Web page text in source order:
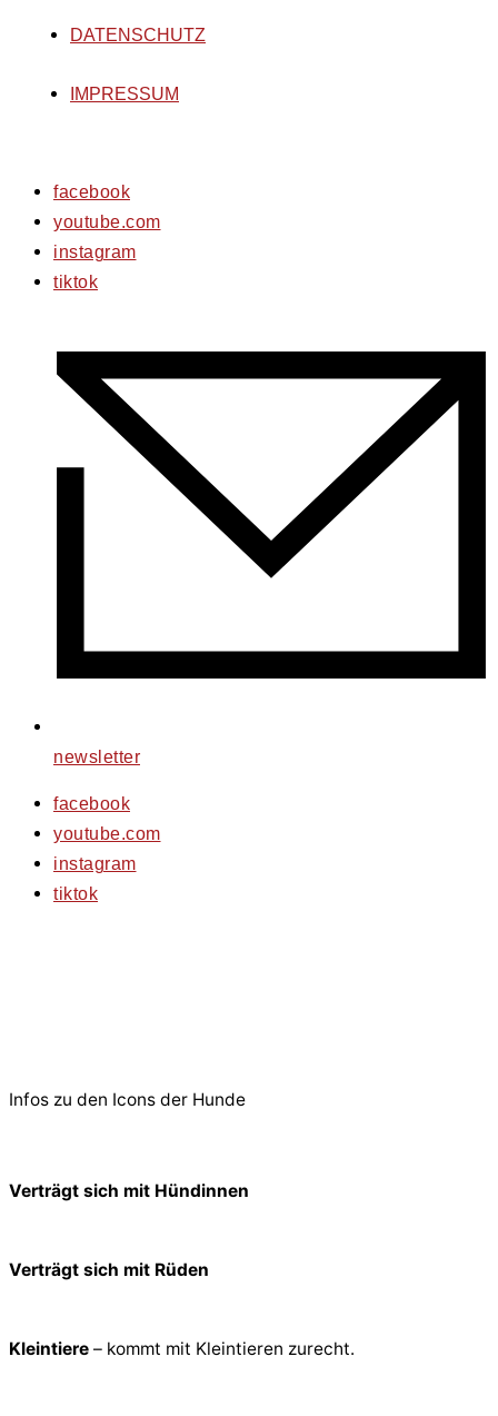
DATENSCHUTZ
IMPRESSUM
facebook
youtube.com
instagram
tiktok
newsletter
facebook
youtube.com
instagram
tiktok
Infos zu den Icons der Hunde
Verträgt sich mit Hündinnen
Verträgt sich mit Rüden
Kleintiere – kommt mit Kleintieren zurecht.